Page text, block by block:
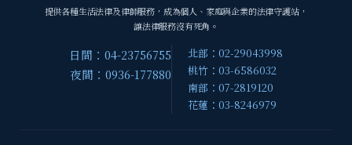
提供各種生活法律及律師服務，成為個人、家庭與企業的法律守護站，
讓法律服務沒有死角。
日間：04-23756755
夜間：0936-177880
北部：02-29043998
桃竹：03-6586032
南部：07-2819120
花蓮：03-8246979